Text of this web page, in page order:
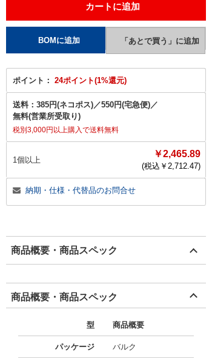
ポイント： 24ポイント(1%還元)
送料： 385円(ネコポス)／550円(宅急便)／
無料(営業所受取り)
税別3,000円以上購入で送料無料
1個以上
￥2,465.89
(税込￥ 2,712.47)
納期・仕様・代替品のお問合せ
商品概要・商品スペック
商品概要・商品スペック
型 商品概要
パッケージ バルク